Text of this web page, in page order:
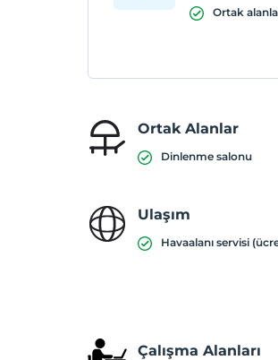
Ortak
Ortak Alanlar
Dinlenme salonu
Ulaşım
Havaalanı servisi
Çalışma Alanları